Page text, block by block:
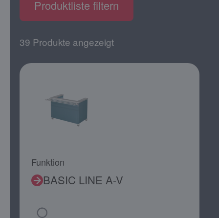
Produktliste filtern
39 Produkte angezeigt
Funktion
BASIC LINE A-V